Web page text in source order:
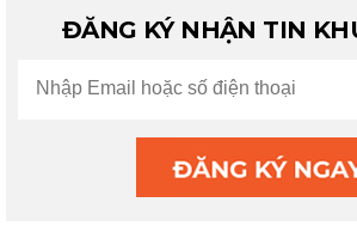
người theo dõi
ĐĂNG KÝ NHẬN TIN